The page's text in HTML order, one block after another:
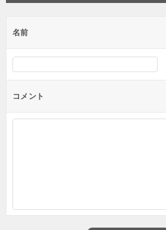
名前
コメント